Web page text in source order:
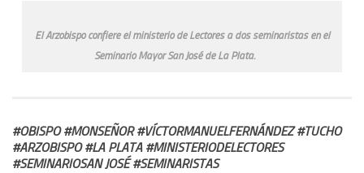
El Arzobispo confiere el ministerio de Lectores a dos seminaristas en el
Seminario Mayor San José de La Plata.
#OBISPO #MONSEÑOR #VÍCTORMANUELFERNÁNDEZ #TUCHO
#ARZOBISPO #LA PLATA #MINISTERIODELECTORES
#SEMINARIOSAN JOSÉ #SEMINARISTAS